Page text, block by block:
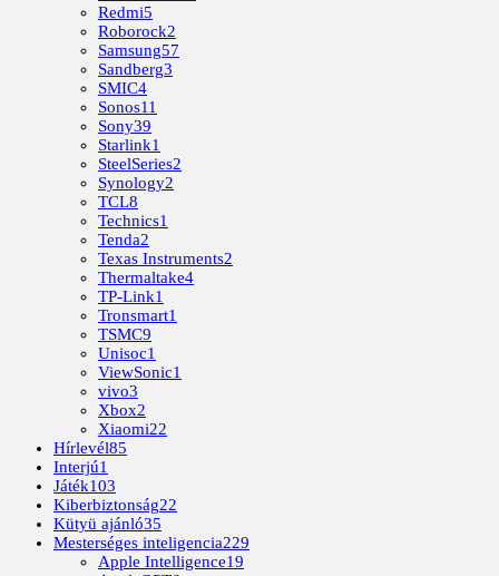
Redmi5
Roborock2
Samsung57
Sandberg3
SMIC4
Sonos11
Sony39
Starlink1
SteelSeries2
Synology2
TCL8
Technics1
Tenda2
Texas Instruments2
Thermaltake4
TP-Link1
Tronsmart1
TSMC9
Unisoc1
ViewSonic1
vivo3
Xbox2
Xiaomi22
Hírlevél85
Interjú1
Játék103
Kiberbiztonság22
Kütyü ajánló35
Mesterséges inteligencia229
Apple Intelligence19